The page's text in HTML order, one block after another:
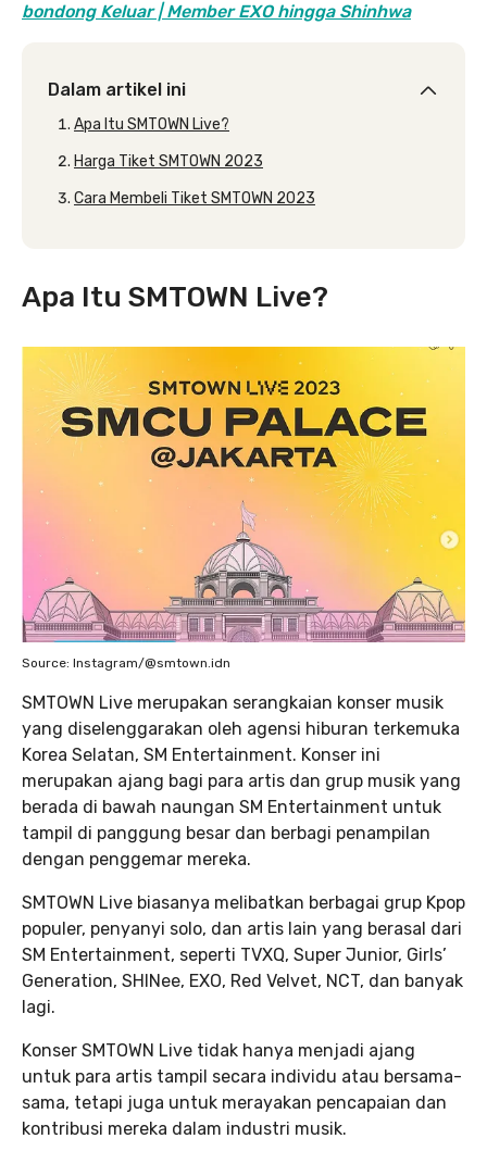
bondong Keluar | Member EXO hingga Shinhwa
Dalam artikel ini
Apa Itu SMTOWN Live?
Harga Tiket SMTOWN 2023
Cara Membeli Tiket SMTOWN 2023
Apa Itu SMTOWN Live?
Source: Instagram/@smtown.idn
SMTOWN Live merupakan serangkaian konser musik
yang diselenggarakan oleh agensi hiburan terkemuka
Korea Selatan, SM Entertainment. Konser ini
merupakan ajang bagi para artis dan grup musik yang
berada di bawah naungan SM Entertainment untuk
tampil di panggung besar dan berbagi penampilan
dengan penggemar mereka.
SMTOWN Live biasanya melibatkan berbagai grup Kpop
populer, penyanyi solo, dan artis lain yang berasal dari
SM Entertainment, seperti TVXQ, Super Junior, Girls’
Generation, SHINee, EXO, Red Velvet, NCT, dan banyak
lagi.
Konser SMTOWN Live tidak hanya menjadi ajang
untuk para artis tampil secara individu atau bersama-
sama, tetapi juga untuk merayakan pencapaian dan
kontribusi mereka dalam industri musik.